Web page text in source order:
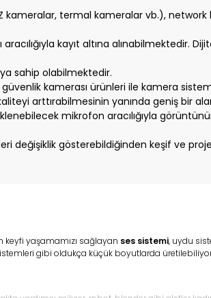
kameralar, termal kameralar vb.), network
kayıt altına alınabilmektedir.
sahip olabilmektedir.
kamerası ürünleri ile kamera
arttırabilmesinin yanında geniş bir
mikrofon aracılığıyla
değişiklik gösterebildiğinden keşif ve
keyfi yaşamamızı sağlayan ses sistemi, uydu
gibi oldukça küçük boyutlarda